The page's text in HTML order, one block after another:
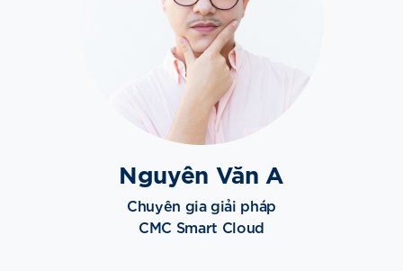
Nguyên Văn A
Chuyên gia giải pháp
CMC Smart Cloud